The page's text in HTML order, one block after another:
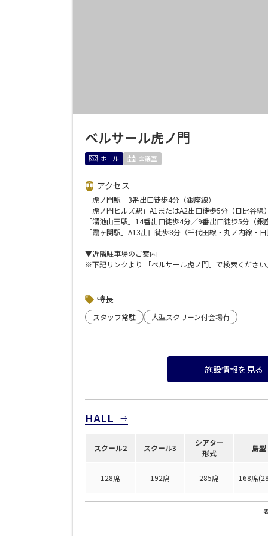
ベルサール虎ノ門
ホール 会議室
アクセス
「虎ノ門駅」3番出口徒歩4分（銀座線）
「虎ノ門ヒルズ駅」A1またはA2出口徒歩5分（日比谷線）
「溜池山王駅」14番出口徒歩4分／9番出口徒歩5分（銀
「霞ヶ関駅」A13出口徒歩8分（千代田線・丸ノ内線・日
▼近隣駐車場のご案内
※下記リンクより 「ベルサール虎ノ門」で検索ください。
<strong><a style="color: blue; text-decoration:
</strong>
特長
スタッフ常駐 大型スクリーン付会場有
施設情報を見る
HALL
スクール2 スクール3
シアター
形式
島型
128席 192席 285席 168席
エリア／施設
※複数選択可能
人数／レイアウト